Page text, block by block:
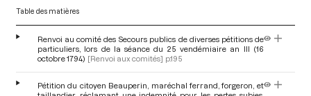
Table des matières
Renvoi au comité des Secours publics de diverses pétitions de
particuliers, lors de la séance du 25 vendémiaire an III (16
octobre 1794) [Renvoi aux comités] p.195
Pétition du citoyen Beauperin, maréchal ferrand, forgeron, et